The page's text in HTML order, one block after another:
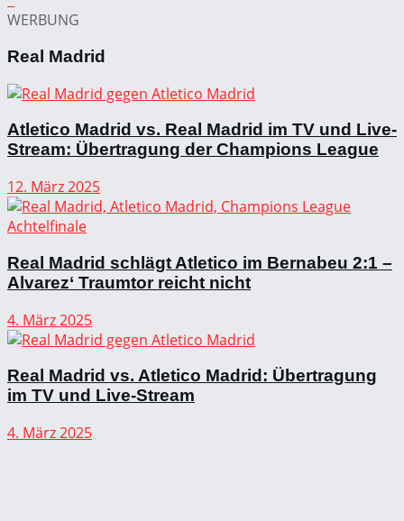
WERBUNG
Real Madrid
Atletico Madrid vs. Real Madrid im TV und Live-
Stream: Übertragung der Champions League
12. März 2025
Real Madrid schlägt Atletico im Bernabeu 2:1 –
Alvarez‘ Traumtor reicht nicht
4. März 2025
Real Madrid vs. Atletico Madrid: Übertragung
im TV und Live-Stream
4. März 2025